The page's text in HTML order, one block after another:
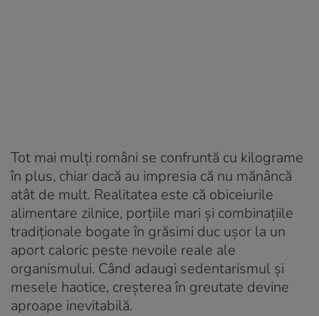
Tot mai mulți români se confruntă cu kilograme
în plus, chiar dacă au impresia că nu mănâncă
atât de mult. Realitatea este că obiceiurile
alimentare zilnice, porțiile mari și combinațiile
tradiționale bogate în grăsimi duc ușor la un
aport caloric peste nevoile reale ale
organismului. Când adaugi sedentarismul și
mesele haotice, creșterea în greutate devine
aproape inevitabilă.